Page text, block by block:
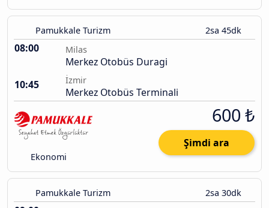
Pamukkale Turizm 2sa 45dk
08:00 Milas
Merkez Otobüs Duragi
10:45
İzmir
Merkez Otobüs Terminali
Ekonomi
600 ₺
Şimdi ara
Pamukkale Turizm 2sa 30dk